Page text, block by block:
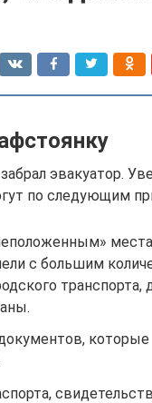
эвакуатор.
по следующим
с большим
транспорта,
которые